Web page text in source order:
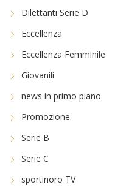
Dilettanti Serie D
Eccellenza
Eccellenza Femminile
Giovanili
news in primo piano
Promozione
Serie B
Serie C
sportinoro TV